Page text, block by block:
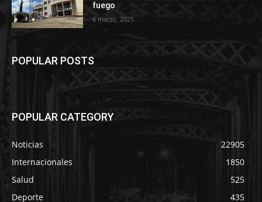
fuego
6 marzo, 2025
POPULAR POSTS
POPULAR CATEGORY
Noticias
22905
Internacionales
1850
Salud
525
Deporte
435